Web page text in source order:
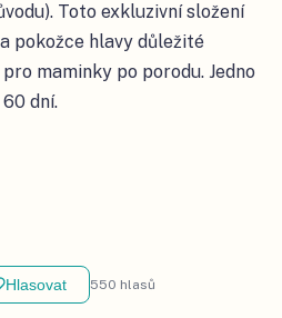
Toto exkluzivní složení
pokožce hlavy důležité
maminky po porodu. Jedno
dní.
Hlasovat 550 hlasů